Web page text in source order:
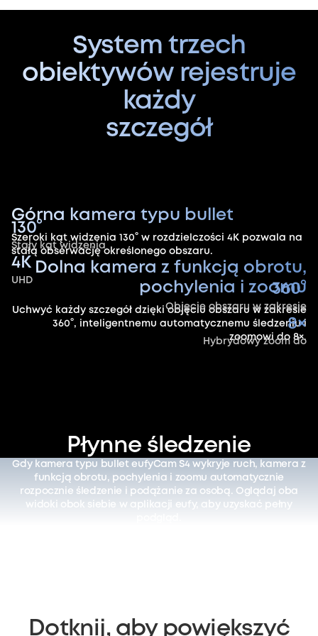
System trzech
obiektywów rejestruje
każdy
szczegół
Górna kamera typu bullet
Szeroki kąt widzenia 130° w rozdzielczości 4K pozwala na
stałą obserwację określonego obszaru.
130°
Stały kąt widzenia
4K
UHD
Dolna kamera z funkcją obrotu,
pochylenia i zoomu
Uchwyć każdy szczegół dzięki objęciu obszaru w zakresie
360°, inteligentnemu automatycznemu śledzeniu i
zoomowi do 8×.
360°
Objęcie obszaru w zakresie
8×
Hybrydowy zoom do
Płynne śledzenie
Gdy kamera typu bullet eufyCam S4 wykryje ruch, kamera z
funkcją obrotu, pochylenia i zoomu automatycznie
rozpocznie śledzenie i podążanie za osobą. Oglądaj oba
widoki obok siebie w aplikacji eufy, aby uzyskać pełny
Dotknij, aby powiększyć